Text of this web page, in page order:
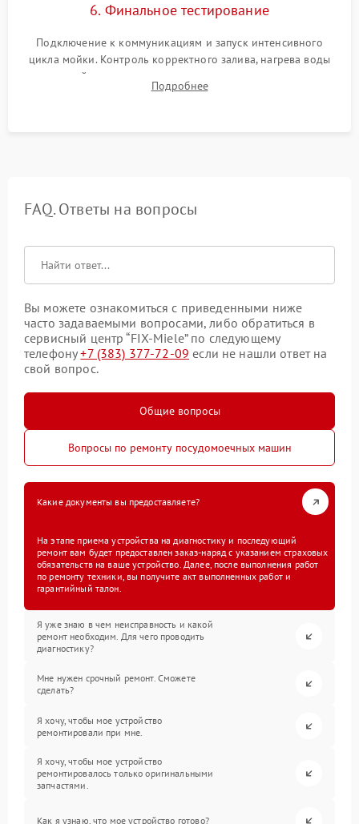
6. Финальное тестирование
Подключение к коммуникациям и запуск интенсивного
цикла мойки. Контроль корректного залива, нагрева воды
до нужной температуры, отсутствия посторонних шумов,
штатного слива и абсолютной сухости в поддоне.
Подробнее
FAQ. Ответы на вопросы
Вы можете ознакомиться с приведенными ниже
часто задаваемыми вопросами, либо обратиться в
сервисный центр “FIX-Miele” по следующему
телефону+7 (383) 377-72-09 если не нашли ответ на
свой вопрос.
Общие вопросы
Вопросы по ремонту посудомоечных машин
Какие документы вы предоставляете?
На этапе приема устройства на диагностику и последующий
ремонт вам будет предоставлен заказ-наряд с указанием страховых
обязательств на ваше устройство. Далее, после выполнения работ
по ремонту техники, вы получите акт выполненных работ и
гарантийный талон.
Я уже знаю в чем неисправность и какой
ремонт необходим. Для чего проводить
диагностику?
Мне нужен срочный ремонт. Сможете
сделать?
Я хочу, чтобы мое устройство
ремонтировали при мне.
Я хочу, чтобы мое устройство
ремонтировалось только оригинальными
запчастями.
Как я узнаю, что мое устройство готово?